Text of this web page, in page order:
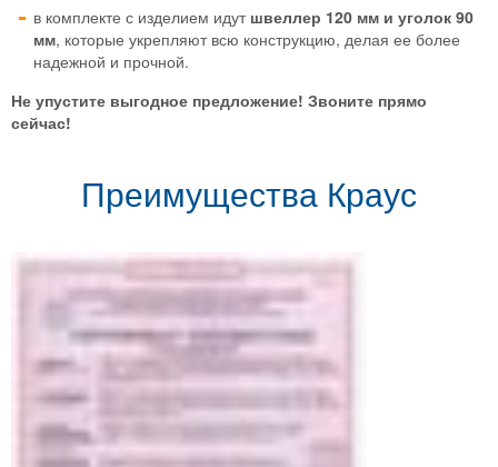
в комплекте с изделием идут швеллер 120 мм и уголок 90
мм, которые укрепляют всю конструкцию, делая ее более
надежной и прочной.
Не упустите выгодное предложение! Звоните прямо
сейчас!
Преимущества Краус